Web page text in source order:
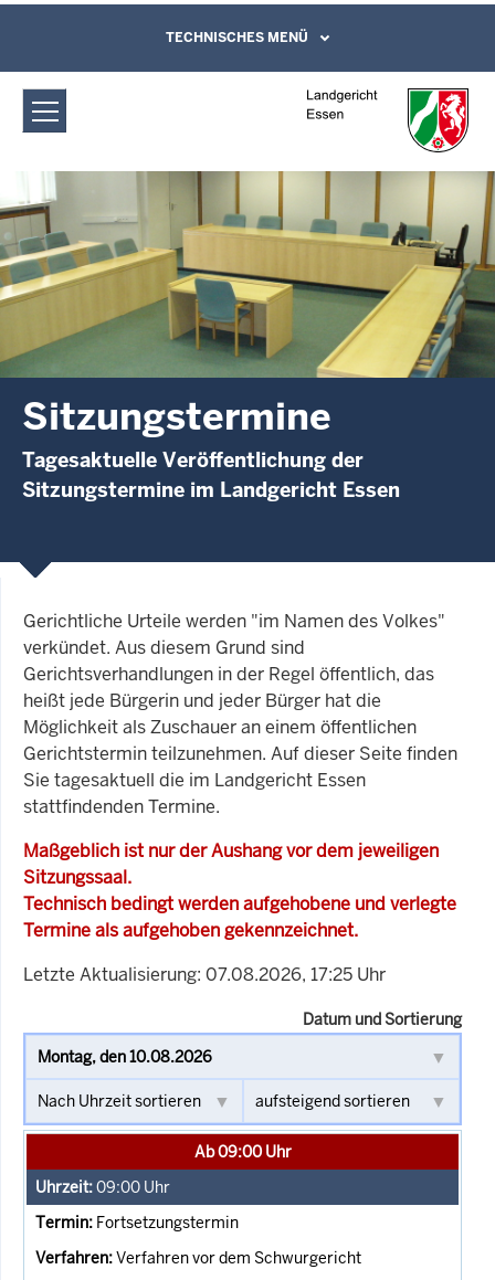
Landgericht Essen: Sitzungstermine
Direkt zum Inhalt
Leichte Sprache, Gebärdensprachenvideo
und Kontaktformular
TECHNISCHES MENÜ
Sitzungstermine
Tagesaktuelle Veröffentlichung der
Sitzungstermine im Landgericht Essen
Gerichtliche Urteile werden "im Namen des Volkes"
verkündet. Aus diesem Grund sind
Gerichtsverhandlungen in der Regel öffentlich, das
heißt jede Bürgerin und jeder Bürger hat die
Möglichkeit als Zuschauer an einem öffentlichen
Gerichtstermin teilzunehmen. Auf dieser Seite finden
Sie tagesaktuell die im Landgericht Essen
stattfindenden Termine.
Maßgeblich ist nur der Aushang vor dem jeweiligen
Sitzungssaal.
Technisch bedingt werden aufgehobene und verlegte
Termine als aufgehoben gekennzeichnet.
Letzte Aktualisierung: 07.08.2026, 17:25 Uhr
Datum und Sortierung
Ab 09:00 Uhr
09:00 Uhr
Fortsetzungstermin
Verfahren vor dem Schwurgericht